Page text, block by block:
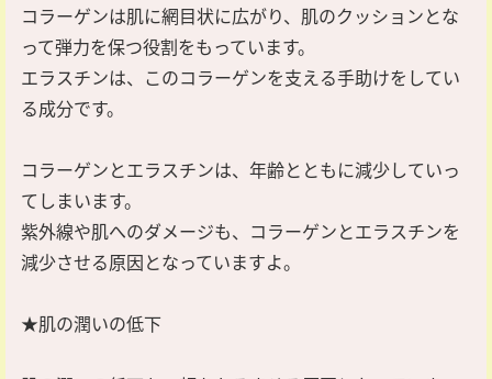
コラーゲンは肌に網目状に広がり、肌のクッションとな
って弾力を保つ役割をもっています。
エラスチンは、このコラーゲンを支える手助けをしてい
る成分です。
コラーゲンとエラスチンは、年齢とともに減少していっ
てしまいます。
紫外線や肌へのダメージも、コラーゲンとエラスチンを
減少させる原因となっていますよ。
★肌の潤いの低下